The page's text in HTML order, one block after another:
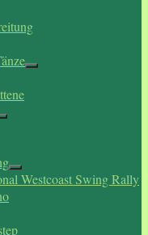
Westcoast Swing Rally